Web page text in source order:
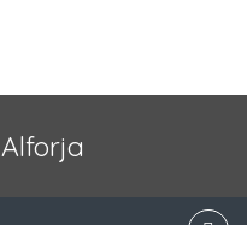
Alforja